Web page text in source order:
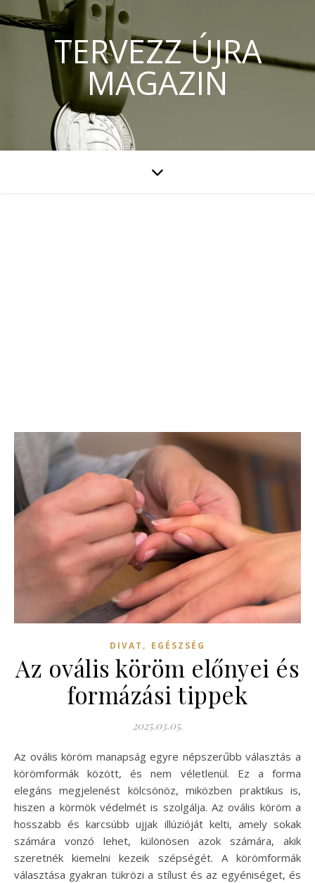
TERVEZZ ÚJRA
MAGAZIN
DIVAT , EGÉSZSÉG
Az ovális köröm előnyei és
formázási tippek
2025.03.05.
Az ovális köröm manapság egyre népszerűbb választás a
körömformák között, és nem véletlenül. Ez a forma
elegáns megjelenést kölcsönöz, miközben praktikus is,
hiszen a körmök védelmét is szolgálja. Az ovális köröm a
hosszabb és karcsúbb ujjak illúzióját kelti, amely sokak
számára vonzó lehet, különösen azok számára, akik
szeretnék kiemelni kezeik szépségét. A körömformák
választása gyakran tükrözi a stílust és az egyéniséget, és